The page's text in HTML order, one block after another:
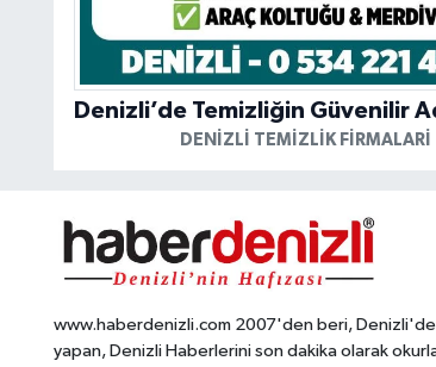
DENIZLI TEMIZLIK FIRMALARI
www.haberdenizli.com 2007'den beri,
yapan, Denizli Haberlerini son dakika olarak